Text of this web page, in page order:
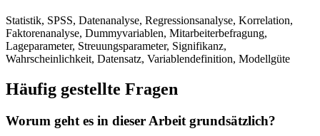
Statistik, SPSS, Datenanalyse, Regressionsanalyse, Korrelation,
Faktorenanalyse, Dummyvariablen, Mitarbeiterbefragung,
Lageparameter, Streuungsparameter, Signifikanz,
Wahrscheinlichkeit, Datensatz, Variablendefinition, Modellgüte
Häufig gestellte Fragen
Worum geht es in dieser Arbeit grundsätzlich?